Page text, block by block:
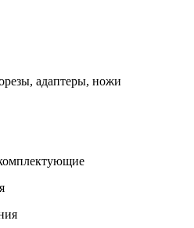
адаптеры, ножи